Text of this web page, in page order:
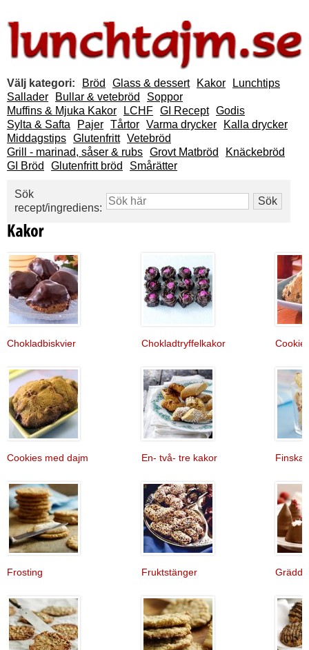
Välj kategori: Bröd Glass & dessert Kakor
Lunchtips
Sallader
Bullar & vetebröd
Soppor
Muffins & Mjuka Kakor
LCHF GI Recept Godis
Sylta & Safta
Pajer Tårtor Varma drycker
Kalla drycker
Middagstips Glutenfritt Vetebröd
Grill - marinad, såser & rubs Grovt Matbröd
Knäckebröd
GI Bröd
Glutenfritt bröd Smårätter
Sök
recept/ingrediens:
Chokladbiskvier Chokladtryffelkakor
Cookies med dajm En- två- tre kakor Finska
Frosting Fruktstänger